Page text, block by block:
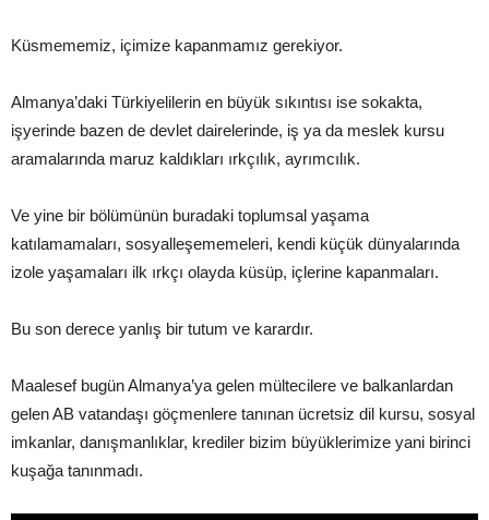
Küsmememiz, içimize kapanmamız gerekiyor.
Almanya’daki Türkiyelilerin en büyük sıkıntısı ise sokakta,
işyerinde bazen de devlet dairelerinde, iş ya da meslek kursu
aramalarında maruz kaldıkları ırkçılık, ayrımcılık.
Ve yine bir bölümünün buradaki toplumsal yaşama
katılamamaları, sosyalleşememeleri, kendi küçük dünyalarında
izole yaşamaları ilk ırkçı olayda küsüp, içlerine kapanmaları.
Bu son derece yanlış bir tutum ve karardır.
Maalesef bugün Almanya’ya gelen mültecilere ve balkanlardan
gelen AB vatandaşı göçmenlere tanınan ücretsiz dil kursu, sosyal
imkanlar, danışmanlıklar, krediler bizim büyüklerimize yani birinci
kuşağa tanınmadı.